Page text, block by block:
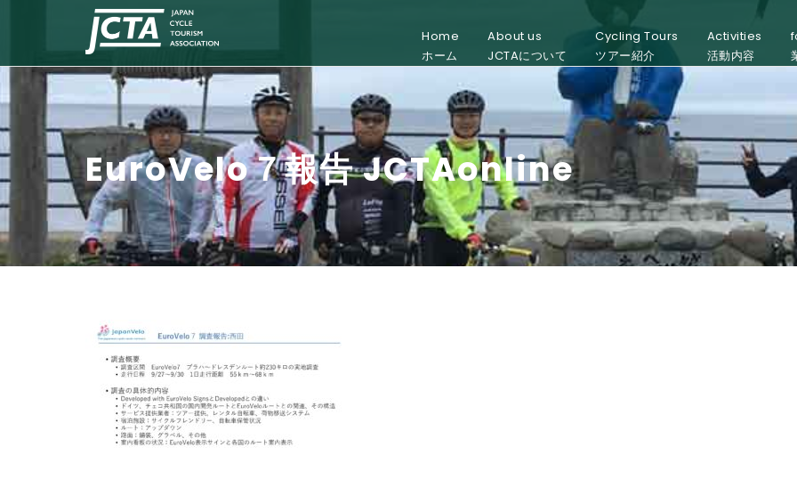
Home
ホーム
About us
JCTAについて
Cycling Tours
ツアー紹介
Activities
活動内容
EuroVelo７報告 JCTAonline